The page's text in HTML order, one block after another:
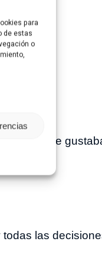
para
de estas
o
que no te
las